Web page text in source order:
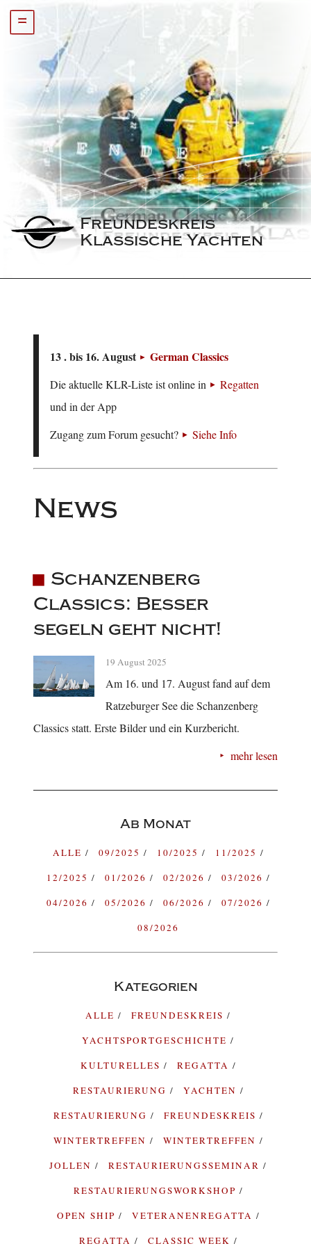
=
Freundeskreis
Klassische Yachten
13 . bis 16. August German Classics
Die aktuelle KLR-Liste ist online in
Regatten
und in der App
Zugang zum Forum gesucht?
Siehe Info
News
Schanzenberg
Classics: Besser
segeln geht nicht!
19 August 2025
Am 16. und 17. August fand auf dem
Ratzeburger See die Schanzenberg
Classics statt. Erste Bilder und ein Kurzbericht.
mehr lesen
Ab Monat
ALLE 09/2025 10/2025
11/2025
12/2025
01/2026 02/2026
03/2026
04/2026
05/2026 06/2026
07/2026
08/2026
Kategorien
ALLE
FREUNDESKREIS
YACHTSPORTGESCHICHTE
KULTURELLES
REGATTA
RESTAURIERUNG
YACHTEN
RESTAURIERUNG
FREUNDESKREIS
WINTERTREFFEN
WINTERTREFFEN
JOLLEN
RESTAURIERUNGSSEMINAR
RESTAURIERUNGSWORKSHOP
OPEN SHIP
VETERANENREGATTA
REGATTA
CLASSIC WEEK